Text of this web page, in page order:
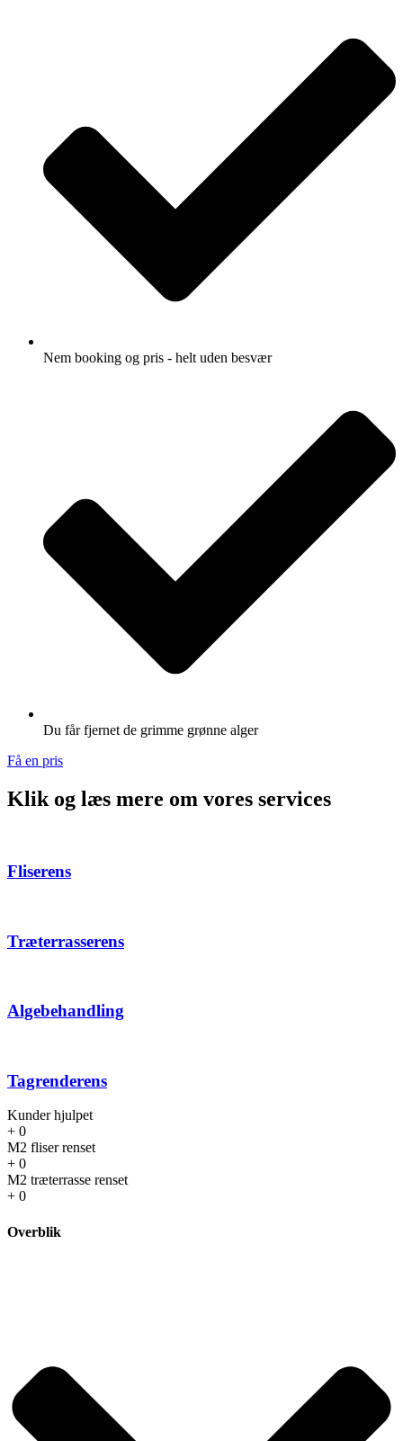
Nem booking og pris - helt uden besvær
Du får fjernet de grimme grønne alger
Få en pris
Klik og læs mere om vores services
Fliserens
Træterrasserens
Algebehandling
Tagrenderens
Kunder hjulpet
+ 0
M2 fliser renset
+ 0
M2 træterrasse renset
+ 0
Overblik